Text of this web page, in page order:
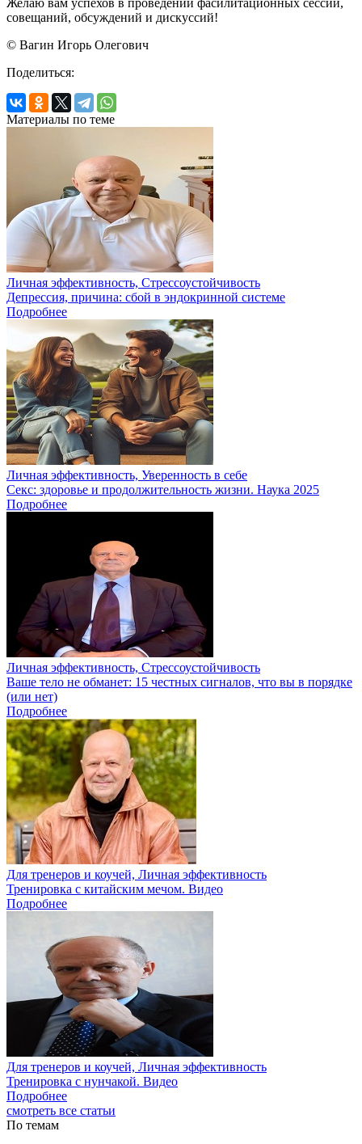
совещаний, обсуждений и дискуссий!
© Вагин Игорь Олегович
Поделиться:
Материалы по теме
Личная эффективность, Стрессоустойчивость
Депрессия, причина: сбой в эндокринной системе
Подробнее
Личная эффективность, Уверенность в себе
Секс: здоровье и продолжительность жизни. Наука 2025
Подробнее
Личная эффективность, Стрессоустойчивость
Ваше тело не обманет: 15 честных сигналов, что вы в порядке
(или нет)
Подробнее
Для тренеров и коучей, Личная эффективность
Тренировка с китайским мечом. Видео
Подробнее
Для тренеров и коучей, Личная эффективность
Тренировка с нунчакой. Видео
Подробнее
смотреть все статьи
По темам